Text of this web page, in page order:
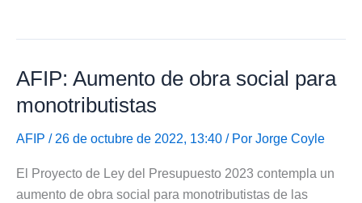
asignaciones
Monotributistas
2022-
AFIP: Aumento de obra social para
monotributistas
AFIP / 26 de octubre de 2022, 13:40 / Por Jorge Coyle
El Proyecto de Ley del Presupuesto 2023 contempla un
aumento de obra social para monotributistas de las